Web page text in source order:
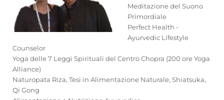
Meditazione del Suono
Primordiale
Perfect Health -
Ayurvedic Lifestyle
Counselor
Yoga delle 7 Leggi Spirituali del Centro Chopra (200 ore Yoga
Alliance)
Naturopata Riza, Tesi in Alimentazione Naturale, Shiatsuka,
Qi Gong